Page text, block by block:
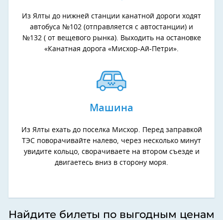
Из Ялты до нижней станции канатной дороги ходят
автобуса №102 (отправляется с автостанции) и
№132 ( от вещевого рынка). Выходить на остановке
«Канатная дорога «Мисхор-Ай-Петри».
Машина
Из Ялты ехать до поселка Мисхор. Перед заправкой
ТЭС поворачивайте налево, через несколько минут
увидите кольцо, сворачиваете на втором съезде и
двигаетесь вниз в сторону моря.
Найдите билеты по выгодным ценам